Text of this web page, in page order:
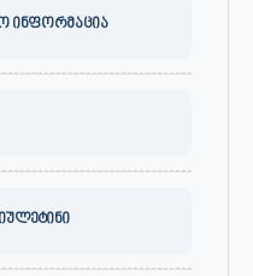
ინფორმაცია